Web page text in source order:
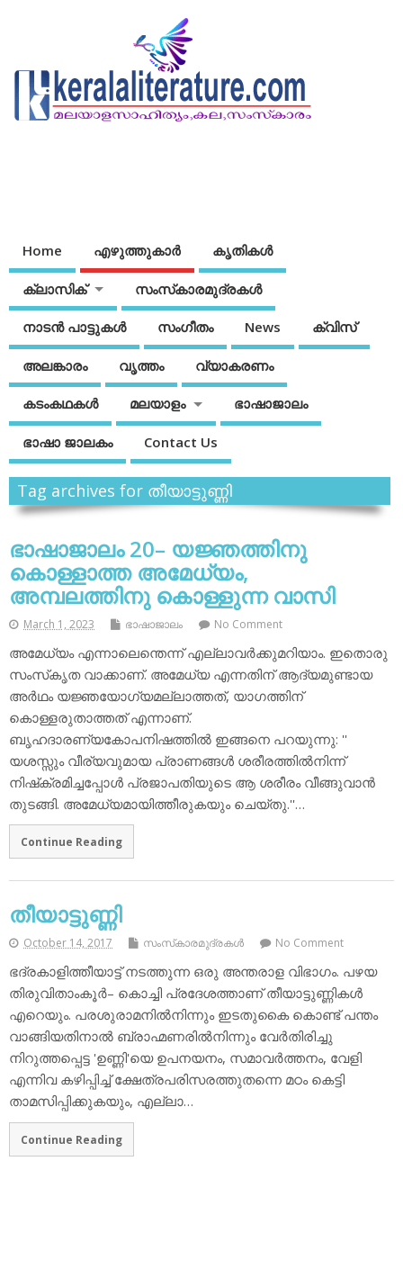
Home എഴുത്തുകാര്‍ കൃതികൾ
ക്ലാസിക് സംസ്‌കാരമുദ്രകള്‍
നാടന്‍ പാട്ടുകള്‍ സംഗീതം News ക്വിസ്
അലങ്കാരം വൃത്തം വ്യാകരണം
കടംകഥകള്‍ മലയാളം ഭാഷാജാലം
ഭാഷാ ജാലകം Contact Us
Tag archives for തീയാട്ടുണ്ണി
ഭാഷാജാലം 20– യജ്ഞത്തിനു
കൊള്ളാത്ത അമേധ്യം,
അമ്പലത്തിനു കൊള്ളുന്ന വാസി
March 1, 2023 ഭാഷാജാലം No Comment
അമേധ്യം എന്നാലെന്തെന്ന് എല്ലാവര്‍ക്കുമറിയാം. ഇതൊരു
സംസ്‌കൃത വാക്കാണ്. അമേധ്യ എന്നതിന് ആദ്യമുണ്ടായ
അര്‍ഥം യജ്ഞയോഗ്യമല്ലാത്തത്, യാഗത്തിന്
കൊള്ളരുതാത്തത് എന്നാണ്.
ബൃഹദാരണ്യകോപനിഷത്തില്‍ ഇങ്ങനെ പറയുന്നു: ''
യശസ്സും വീര്യവുമായ പ്രാണങ്ങള്‍ ശരീരത്തില്‍നിന്ന്
നിഷ്‌ക്രമിച്ചപ്പോള്‍ പ്രജാപതിയുടെ ആ ശരീരം വീങ്ങുവാന്‍
തുടങ്ങി. അമേധ്യമായിത്തീരുകയും ചെയ്തു.''…
Continue Reading
തീയാട്ടുണ്ണി
October 14, 2017 സംസ്‌കാരമുദ്രകള്‍ No Comment
ഭദ്രകാളിത്തീയാട്ട് നടത്തുന്ന ഒരു അന്തരാള വിഭാഗം. പഴയ
തിരുവിതാംകൂര്‍– കൊച്ചി പ്രദേശത്താണ് തീയാട്ടുണ്ണികള്‍
എറെയും. പരശുരാമനില്‍നിന്നും ഇടതുകൈ കൊണ്ട് പന്തം
വാങ്ങിയതിനാല്‍ ബ്രാഹ്മണരില്‍നിന്നും വേര്‍തിരിച്ചു
നിറുത്തപ്പെട്ട 'ഉണ്ണി'യെ ഉപനയനം, സമാവര്‍ത്തനം, വേളി
എന്നിവ കഴിപ്പിച്ച് ക്ഷേത്രപരിസരത്തുതന്നെ മഠം കെട്ടി
താമസിപ്പിക്കുകയും, എല്ലാ…
Continue Reading